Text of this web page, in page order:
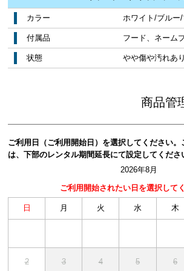
カラー ホワイト/ブルー
付属品 フード、ネーム
状態 やや傷や汚れあり
商品管
ご利用日（ご利用開始日）を選択してください
は、下部のレンタル期間延長にて設定してくださ
2026年8月
日 月 火 水 木
2 3 4 5 6